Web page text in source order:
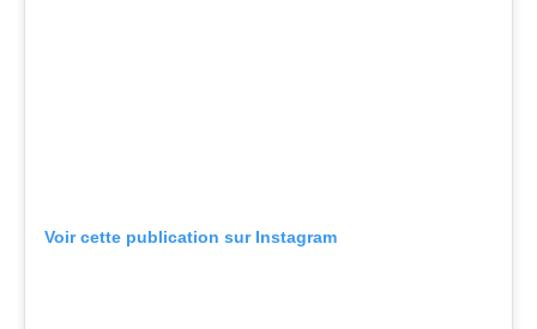
Voir cette publication sur Instagram